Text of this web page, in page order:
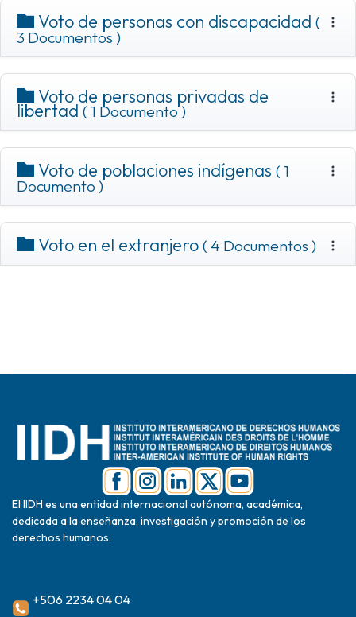
Voto de personas con discapacidad (
3 Documentos )
Voto de personas privadas de
libertad ( 1 Documento )
Voto de poblaciones indígenas ( 1
Documento )
Voto en el extranjero ( 4 Documentos )
El IIDH es una entidad internacional autónoma, académica,
dedicada a la enseñanza, investigación y promoción de los
derechos humanos.
+506 2234 04 04